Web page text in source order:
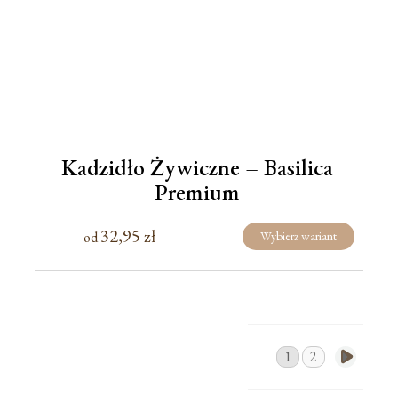
Kadzidło Żywiczne – Basilica
Premium
od32,95zł Wybierz wariant
1 2